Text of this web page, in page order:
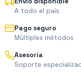
A todo el país
Pago seguro
Múltiples métodos
Asesoría
Soporte